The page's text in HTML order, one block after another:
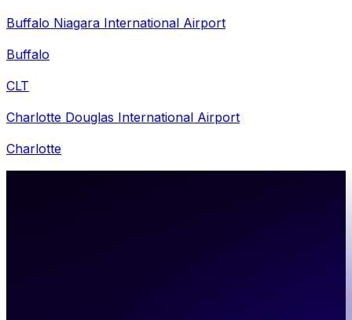
Buffalo Niagara International Airport
Buffalo
CLT
Charlotte Douglas International Airport
Charlotte